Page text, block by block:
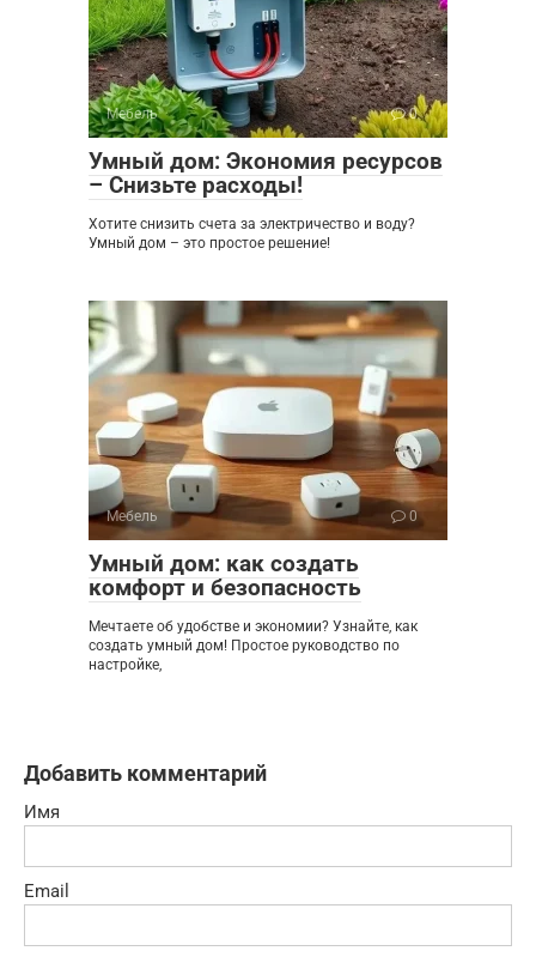
Мебель 0
Умный дом: Экономия ресурсов
– Снизьте расходы!
Хотите снизить счета за электричество и воду?
Умный дом – это простое решение!
Мебель 0
Умный дом: как создать
комфорт и безопасность
Мечтаете об удобстве и экономии? Узнайте, как
создать умный дом! Простое руководство по
настройке,
Добавить комментарий
Имя
Email